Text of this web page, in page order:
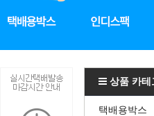
상품 카테
택배용박스